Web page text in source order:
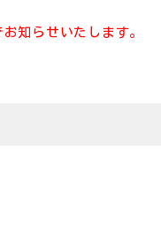
知らせいたします。
しております。学校・
うお願い申し上げます。